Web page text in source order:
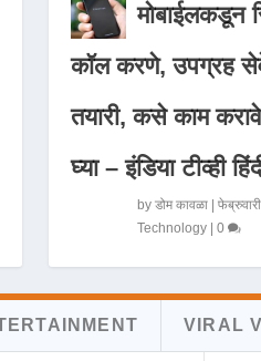
मोबाईलकडून
कॉल करणे, उपग्रह
तयारी, कसे काम
घ्या – इंडिया टीव्ही
by डोम कावळा|
Technology| 0
VIRAL